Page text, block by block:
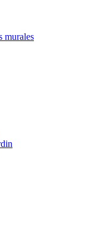
murales